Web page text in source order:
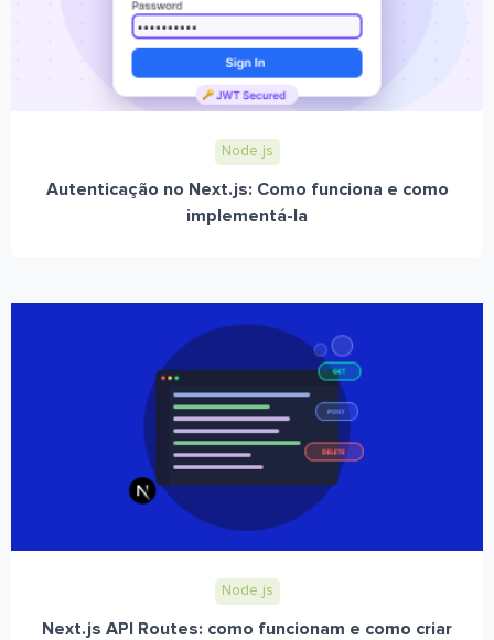
Node.js
Autenticação no Next.js: Como funciona e como
implementá-la
Node.js
Next.js API Routes: como funcionam e como criar